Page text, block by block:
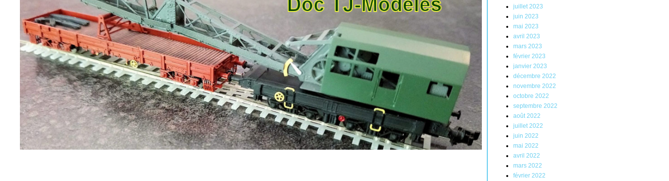
juillet 2023
juin 2023
mai 2023
avril 2023
mars 2023
février 2023
janvier 2023
décembre 2022
novembre 2022
octobre 2022
septembre 2022
août 2022
juillet 2022
juin 2022
mai 2022
avril 2022
mars 2022
février 2022